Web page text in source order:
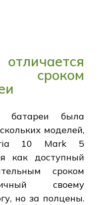
сроком
батареи была
моделей,
10 Mark 5
как доступный
сроком
своему
но за полцены.